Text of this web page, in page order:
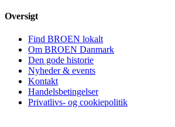
Oversigt
Find BROEN lokalt
Om BROEN Danmark
Den gode historie
Nyheder & events
Kontakt
Handelsbetingelser
Privatlivs- og cookiepolitik